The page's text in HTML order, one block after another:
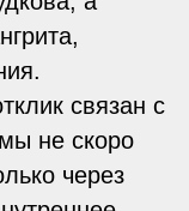
связан с
не скоро
через